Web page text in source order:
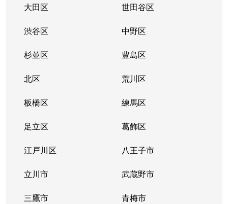
大田区 世田谷区
渋谷区 中野区
杉並区 豊島区
北区 荒川区
板橋区 練馬区
足立区 葛飾区
江戸川区 八王子市
立川市 武蔵野市
三鷹市 青梅市